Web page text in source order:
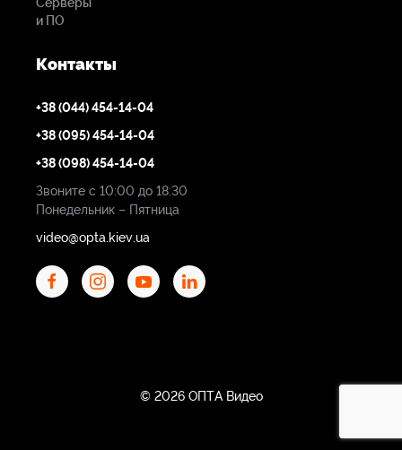
Серверы
и ПО
Контакты
+38 (044) 454-14-04
+38 (095) 454-14-04
+38 (098) 454-14-04
Звоните с 10:00 до 18:30
Понедельник – Пятница
video@opta.kiev.ua
© 2026 ОПТА Видео